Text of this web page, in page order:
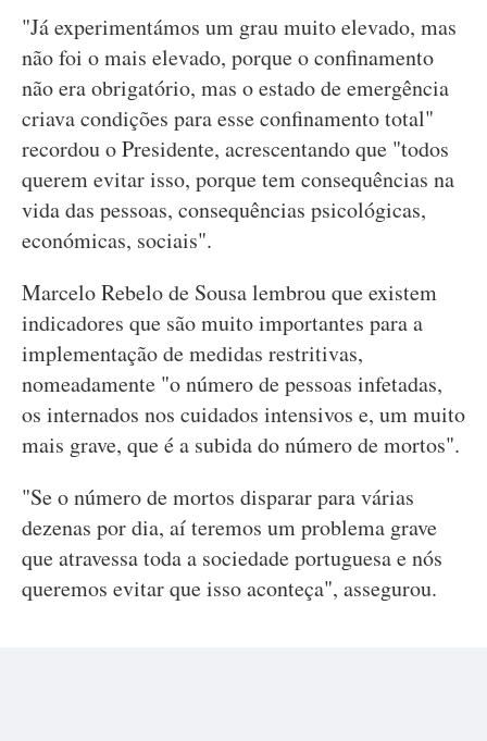
"Já experimentámos um grau muito elevado, mas
não foi o mais elevado, porque o confinamento
não era obrigatório, mas o estado de emergência
criava condições para esse confinamento total"
recordou o Presidente, acrescentando que "todos
querem evitar isso, porque tem consequências na
vida das pessoas, consequências psicológicas,
económicas, sociais".
Marcelo Rebelo de Sousa lembrou que existem
indicadores que são muito importantes para a
implementação de medidas restritivas,
nomeadamente "o número de pessoas infetadas,
os internados nos cuidados intensivos e, um muito
mais grave, que é a subida do número de mortos".
"Se o número de mortos disparar para várias
dezenas por dia, aí teremos um problema grave
que atravessa toda a sociedade portuguesa e nós
queremos evitar que isso aconteça", assegurou.